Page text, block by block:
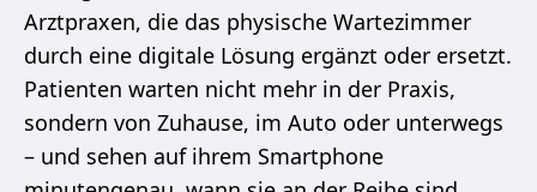
Beratungstermin buchen
Arztpraxen, die das physische Wartezimmer
durch eine digitale Lösung ergänzt oder ersetzt.
Patienten warten nicht mehr in der Praxis,
sondern von Zuhause, im Auto oder unterwegs
– und sehen auf ihrem Smartphone